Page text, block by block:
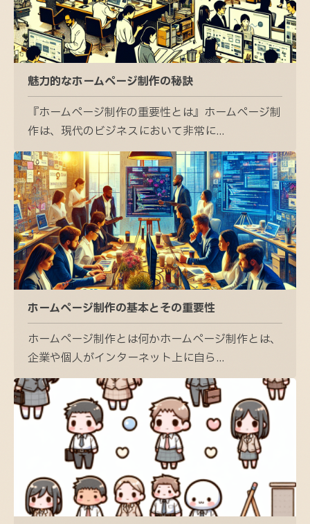
魅力的なホームページ制作の秘訣
『ホームページ制作の重要性とは』ホームページ制
作は、現代のビジネスにおいて非常に...
ホームページ制作の基本とその重要性
ホームページ制作とは何かホームページ制作とは、
企業や個人がインターネット上に自ら...